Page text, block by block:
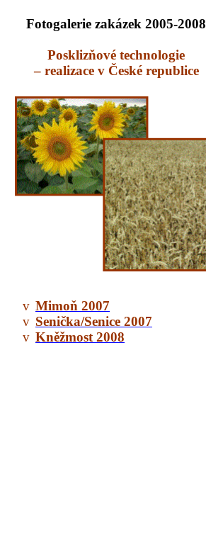
Fotogalerie zakázek 2005-2008
Posklizňové technologie
– realizace v České republice
v Mimoň 2007
v Senička/Senice 2007
v Kněžmost 2008